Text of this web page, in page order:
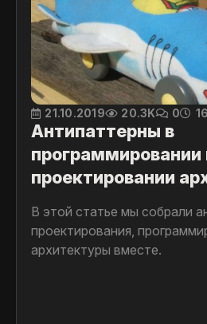
21.10.2019 20.3K 0
Антипаттерны в
программировании
проектировании
В этой статье мы собрали
проектирования,
архитектуры вместе.